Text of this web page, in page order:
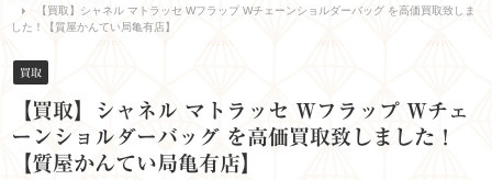
【買取】シャネル マトラッセ Wフラップ Wチェーンショルダーバッグ を高価買取致しま
した！【質屋かんてい局亀有店】
買取
【買取】シャネル マトラッセ Wフラップ Wチェ
ーンショルダーバッグ を高価買取致しました！
【質屋かんてい局亀有店】